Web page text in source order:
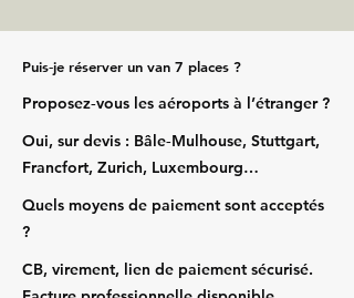
Puis‑je réserver un van 7 places ?
Proposez‑vous les aéroports à l’étranger ?
Oui, sur devis : Bâle‑Mulhouse, Stuttgart,
Francfort, Zurich, Luxembourg…
Quels moyens de paiement sont acceptés
?
CB, virement, lien de paiement sécurisé.